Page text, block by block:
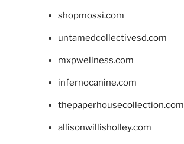
shopmossi.com
untamedcollectivesd.com
mxpwellness.com
infernocanine.com
thepaperhousecollection.com
allisonwillisholley.com